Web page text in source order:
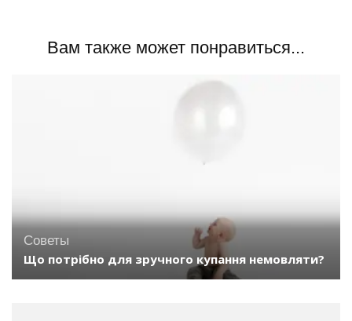
Вам также может понравиться...
Советы
Що потрібно для зручного купання немовляти?